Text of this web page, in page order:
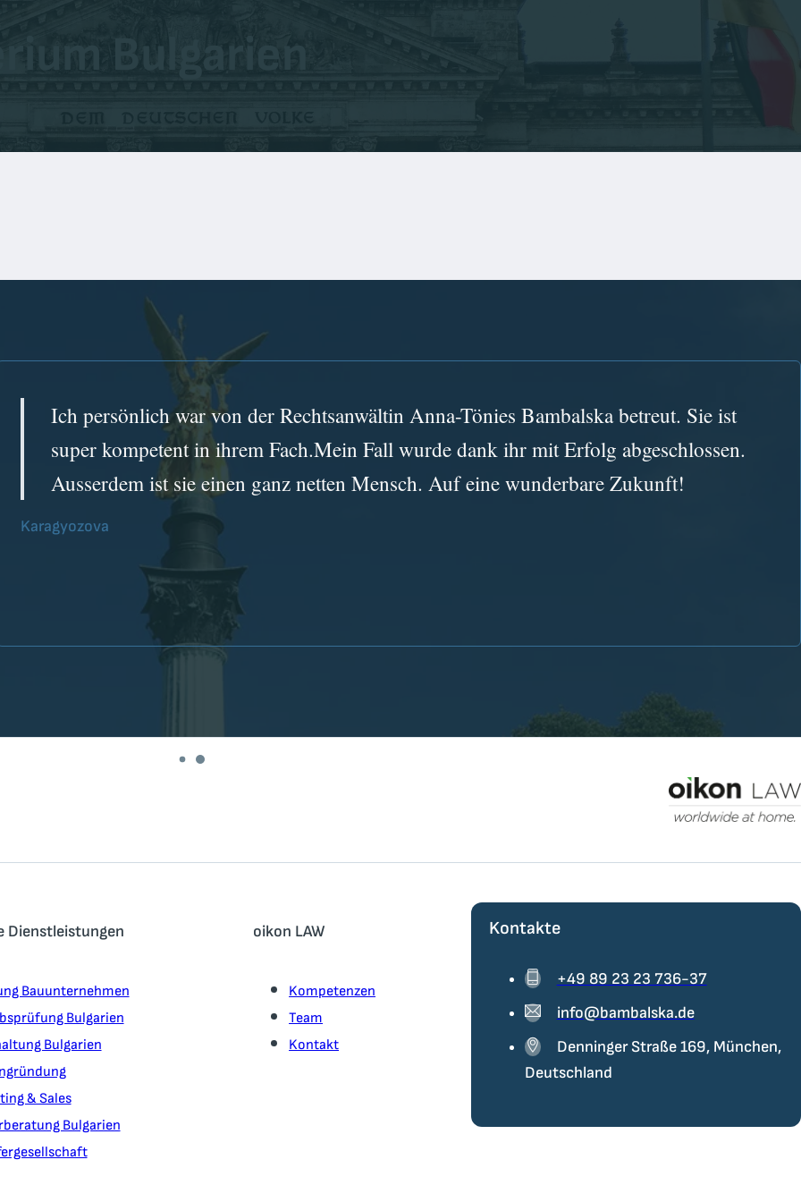
Bulgarien
Ich persönlich war von der Rechtsanwältin Anna-Tönies Bambalska betreut. Sie ist
super kompetent in ihrem Fach.Mein Fall wurde dank ihr mit Erfolg abgeschlossen.
Ausserdem ist sie einen ganz netten Mensch. Auf eine wunderbare Zukunft!
Karagyozova
Dienstleistungen
Bauunternehmen
Bulgarien
Bulgarien
& Sales
Bulgarien
oikon LAW
Kompetenzen
Team
Kontakt
Kontakte
+49 89 23 23 736-37
info@bambalska.de
Denninger Straße 169, München,
Deutschland